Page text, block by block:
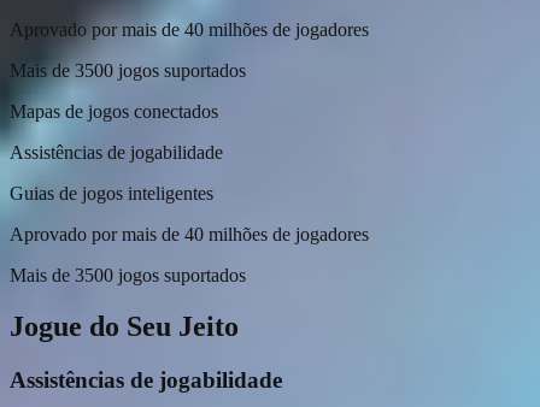
Aprovado por mais de 40 milhões de jogadores
Mais de 3500 jogos suportados
Mapas de jogos conectados
Assistências de jogabilidade
Guias de jogos inteligentes
Aprovado por mais de 40 milhões de jogadores
Mais de 3500 jogos suportados
Jogue do Seu Jeito
Assistências de jogabilidade